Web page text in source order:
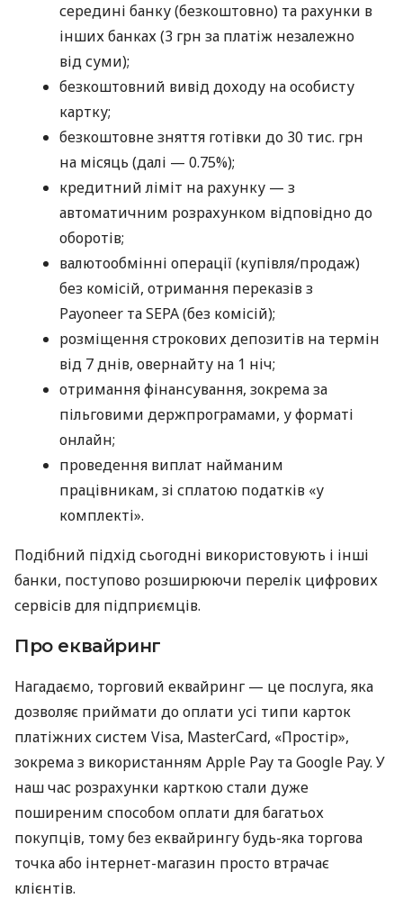
середині банку (безкоштовно) та рахунки в
інших банках (3 грн за платіж незалежно
від суми);
безкоштовний вивід доходу на особисту
картку;
безкоштовне зняття готівки до 30 тис. грн
на місяць (далі — 0.75%);
кредитний ліміт на рахунку — з
автоматичним розрахунком відповідно до
оборотів;
валютообмінні операції (купівля/продаж)
без комісій, отримання переказів з
Payoneer та SEPA (без комісій);
розміщення строкових депозитів на термін
від 7 днів, овернайту на 1 ніч;
отримання фінансування, зокрема за
пільговими держпрограмами, у форматі
онлайн;
проведення виплат найманим
працівникам, зі сплатою податків «у
комплекті».
Подібний підхід сьогодні використовують і інші
банки, поступово розширюючи перелік цифрових
сервісів для підприємців.
Про еквайринг
Нагадаємо, торговий еквайринг — це послуга, яка
дозволяє приймати до оплати усі типи карток
платіжних систем Visa, MasterCard, «Простір»,
зокрема з використанням Apple Pay та Google Pay. У
наш час розрахунки карткою стали дуже
поширеним способом оплати для багатьох
покупців, тому без еквайрингу будь-яка торгова
точка або інтернет-магазин просто втрачає
клієнтів.